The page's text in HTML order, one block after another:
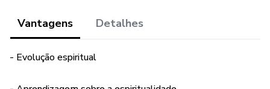
Vantagens Detalhes
- Evolução espiritual